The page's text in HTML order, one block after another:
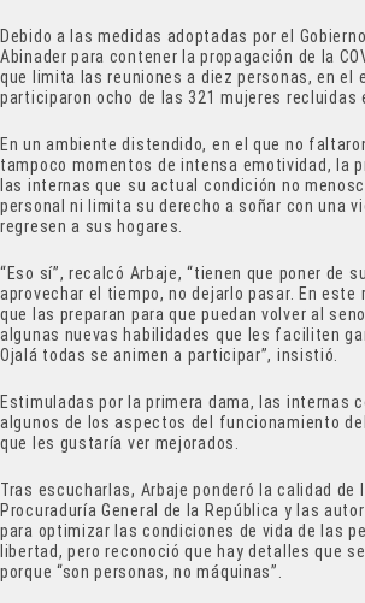
Debido a las medidas adoptadas por el
Abinader para contener la propagación de la
que limita las reuniones a diez personas, en el
participaron ocho de las 321 mujeres recluidas
En un ambiente distendido, en el que no
tampoco momentos de intensa emotividad, la
las internas que su actual condición no
personal ni limita su derecho a soñar con una
regresen a sus hogares.
“Eso sí”, recalcó Arbaje, “tienen que poner de
aprovechar el tiempo, no dejarlo pasar. En este
que las preparan para que puedan volver al
algunas nuevas habilidades que les faciliten
Ojalá todas se animen a participar”, insistió.
Estimuladas por la primera dama, las internas
algunos de los aspectos del funcionamiento
que les gustaría ver mejorados.
Tras escucharlas, Arbaje ponderó la calidad de
Procuraduría General de la República y las
para optimizar las condiciones de vida de las
libertad, pero reconoció que hay detalles que
porque “son personas, no máquinas”.